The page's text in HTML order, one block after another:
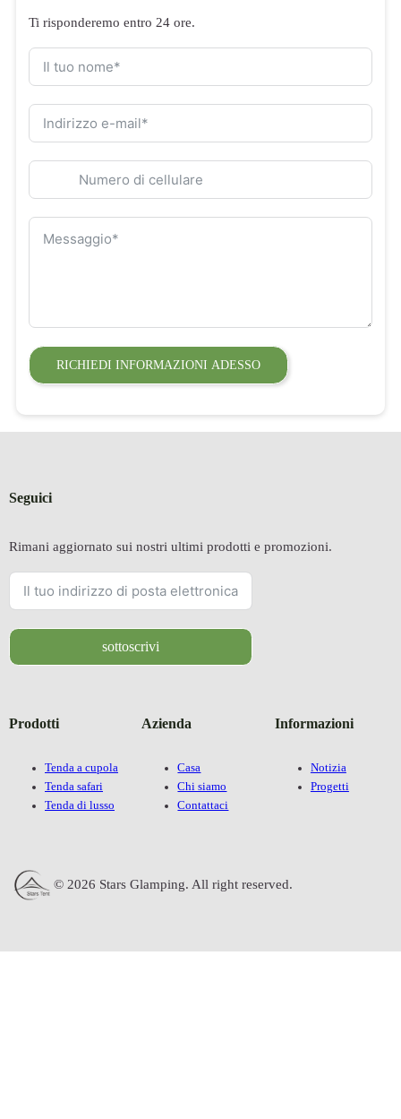
Ti risponderemo entro 24 ore.
RICHIEDI INFORMAZIONI ADESSO
Prodotti
Tenda a cupola
Tenda safari
Tenda di lusso
Azienda
Casa
Chi siamo
Contattaci
Informazioni
Notizia
Progetti
Seguici
Rimani aggiornato sui nostri ultimi prodotti e promozioni.
sottoscrivi
© 2026 Stars Glamping. All right reserved.